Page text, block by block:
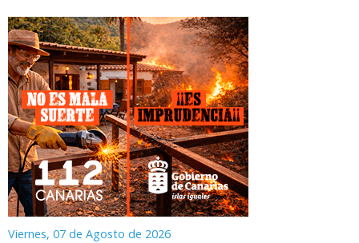
Viernes, 07 de Agosto de 2026